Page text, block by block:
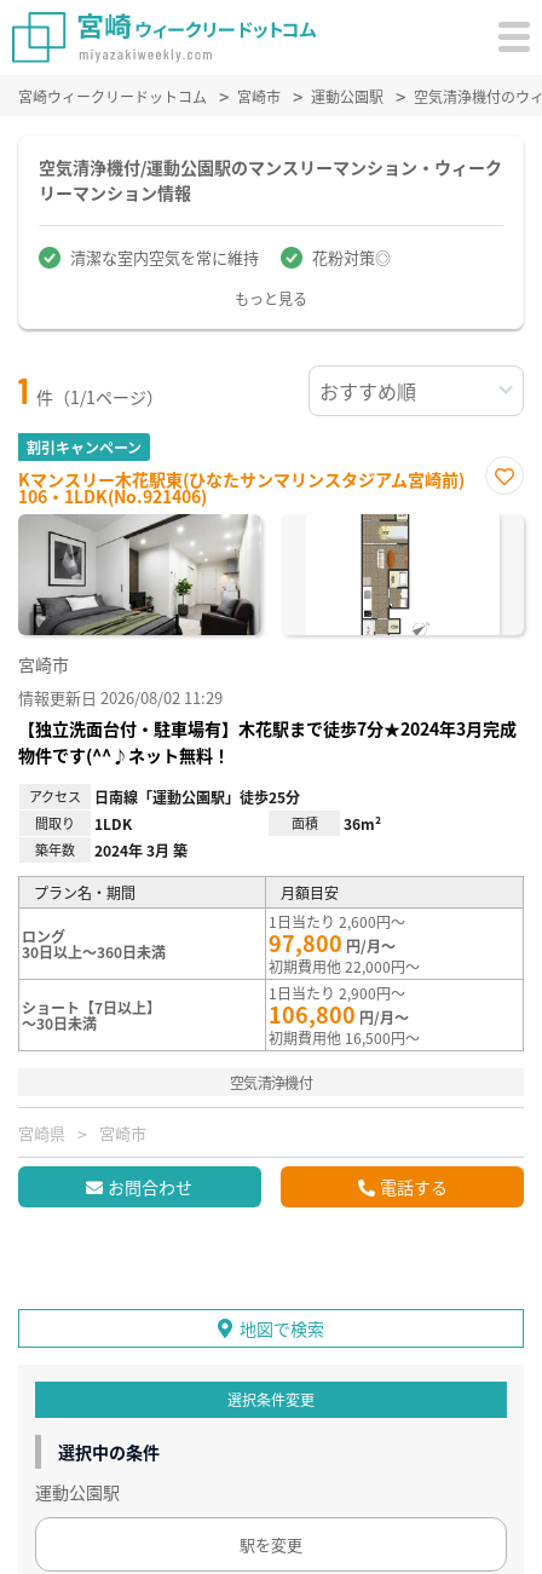
宮崎ウィークリードットコム 宮崎市 運動公園駅 空気清浄機付のウ
空気清浄機付/運動公園駅のマンスリーマンション・ウィーク
リーマンション情報
清潔な室内空気を常に維持 花粉対策◎
もっと見る
1 件（1/1ページ）
割引キャンペーン
Kマンスリー木花駅東(ひなたサンマリンスタジアム宮崎前)
106・1LDK(No.921406)
に入
宮崎市
情報更新日 2026/08/02 11:29
【独立洗面台付・駐車場有】木花駅まで徒歩7分★2024年3月完成
物件です(^^♪ネット無料！
アクセス 日南線「運動公園駅」徒歩25分
間取り 1LDK 面積 36m²
築年数 2024年 3月 築
プラン名・期間 月額目安
ロング
30日以上～360日未満
1日当たり 2,600円～
97,800 円/月～
初期費用他 22,000円～
ショート【7日以上】
～30日未満
1日当たり 2,900円～
106,800 円/月～
初期費用他 16,500円～
空気清浄機付
宮崎県 宮崎市
お問合わせ 電話する
地図で検索
選択条件変更
選択中の条件
運動公園駅
駅を変更